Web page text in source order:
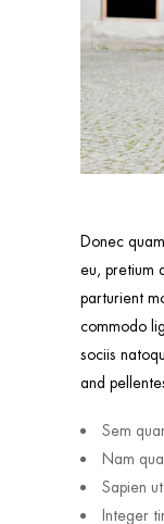
Donec
eu, pretium
parturient
commodo
sociis
and
Sem
Nam
Sapien
Integer